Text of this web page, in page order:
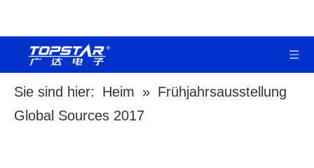
Sie sind hier: Heim » Frühjahrsausstellung
Global Sources 2017